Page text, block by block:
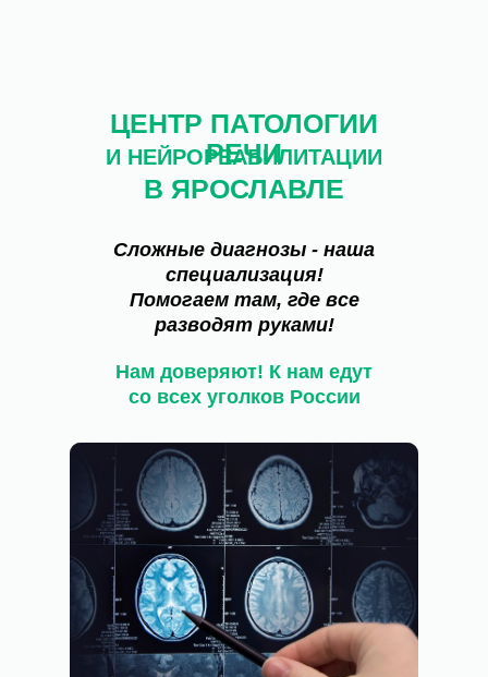
ЦЕНТР ПАТОЛОГИИ
РЕЧИ
Сложные диагнозы - наша
специализация!
Помогаем там, где все
разводят руками!
И НЕЙРОРЕАБИЛИТАЦИИ
В ЯРОСЛАВЛЕ
Нам доверяют! К нам едут
со всех уголков России